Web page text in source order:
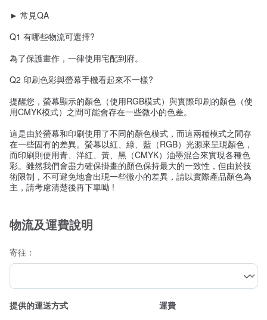
► 常見QA
Q1 有哪些物流可選擇?
為了保護畫作，一律使用宅配到府。
Q2 印刷色彩與螢幕手機看起來不一樣?
提醒您，螢幕顯示的顏色（使用RGB模式）與實際印刷的顏色（使
用CMYK模式）之間可能會存在一些微小的色差。
這是由於螢幕和印刷使用了不同的顏色模式，而這兩種模式之間存
在一些固有的差異。螢幕以紅、綠、藍（RGB）光源來呈現顏色，
而印刷則使用青、洋紅、黃、黑（CMYK）油墨混合來實現各種色
彩。雖然我們會盡力確保掛畫的顏色保持最大的一致性，但由於技
術限制，不可避免地會出現一些微小的差異，請以實際產品顏色為
主，請考慮清楚後再下單呦 !
物流及運費說明
寄往：
提供的運送方式 運費